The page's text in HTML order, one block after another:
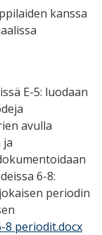
kanssa
E-5: luodaan
avulla
6-8:
periodin
8 periodit.docx